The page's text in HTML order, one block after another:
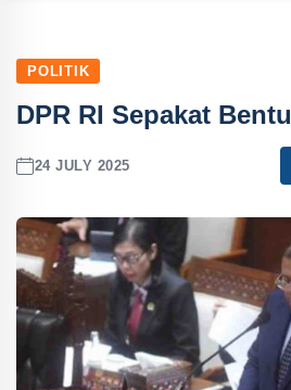
POLITIK
DPR RI Sepakat
24 JULY 2025